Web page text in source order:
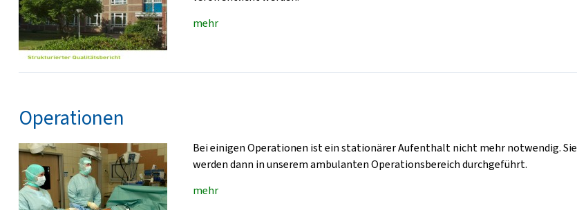
mehr
Operationen
Bei einigen Operationen ist ein stationärer Aufenthalt nicht mehr notwendig. Sie
werden dann in unserem ambulanten Operationsbereich durchgeführt.
mehr